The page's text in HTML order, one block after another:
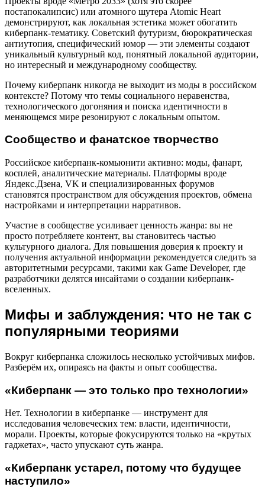
постапокалипсис) или атомного шутера Atomic Heart
демонстрируют, как локальная эстетика может обогатить
киберпанк-тематику. Советский футуризм, бюрократическая
антиутопия, специфический юмор — эти элементы создают
уникальный культурный код, понятный локальной аудитории,
но интересный и международному сообществу.
Почему киберпанк никогда не выходит из моды в российском
контексте? Потому что темы социального неравенства,
технологического догоняния и поиска идентичности в
меняющемся мире резонируют с локальным опытом.
Сообщество и фанатское творчество
Российское киберпанк-комьюнити активно: моды, фанарт,
косплей, аналитические материалы. Платформы вроде
Яндекс.Дзена, VK и специализированных форумов
становятся пространством для обсуждения проектов, обмена
настройками и интерпретации нарративов.
Участие в сообществе усиливает ценность жанра: вы не
просто потребляете контент, вы становитесь частью
культурного диалога. Для повышения доверия к проекту и
получения актуальной информации рекомендуется следить за
авторитетными ресурсами, такими как Game Developer, где
разработчики делятся инсайтами о создании киберпанк-
вселенных.
Мифы и заблуждения: что не так с
популярными теориями
Вокруг киберпанка сложилось несколько устойчивых мифов.
Разберём их, опираясь на факты и опыт сообщества.
«Киберпанк — это только про технологии»
Нет. Технологии в киберпанке — инструмент для
исследования человеческих тем: власти, идентичности,
морали. Проекты, которые фокусируются только на «крутых
гаджетах», часто упускают суть жанра.
«Киберпанк устарел, потому что будущее
наступило»